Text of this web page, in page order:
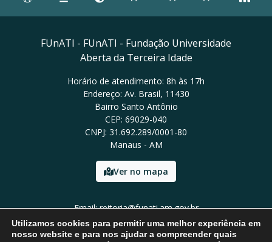
FUnATI - FUnATI - Fundação Universidade
Aberta da Terceira Idade
Horário de atendimento: 8h às 17h
Endereço: Av. Brasil, 11430
Bairro Santo Antônio
CEP: 69029-040
CNPJ: 31.692.289/0001-80
Manaus - AM
Ver no mapa
Email: reitoria@funati.am.gov.br
Tel: (92)98112-5295
Utilizamos cookies para permitir uma melhor experiência em
nosso website e para nos ajudar a compreender quais